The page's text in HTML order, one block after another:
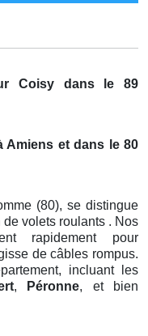
Coisy dans le 89
Amiens et dans le 80
(80), se distingue
volets roulants . Nos
rapidement pour
de câbles rompus.
incluant les
, Péronne, et bien